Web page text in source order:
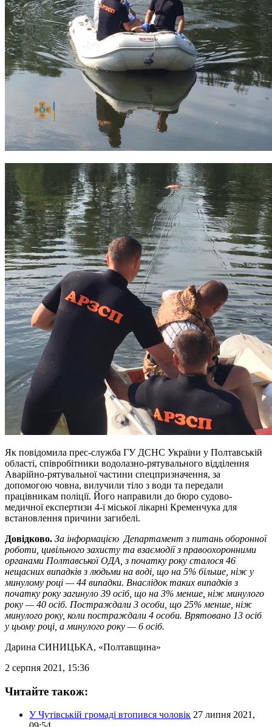
Як повідомила прес-служба ГУ ДСНС України у Полтавській
області, співробітники водолазно-рятувального відділення
Аварійно-рятувальної частини спецпризначення, за
допомогою човна, вилучили тіло з води та передали
працівникам поліції. Його направили до бюро судово-
медичної експертизи 4-ї міської лікарні Кременчука для
встановлення причини загибелі.
Довідково. За інформацією Департамент з питань оборонної
роботи, цивільного захисту та взаємодії з правоохоронними
органами Полтавської ОДА, з початку року сталося 46
нещасних випадків з людьми на воді, що на 5% більше, ніж у
минулому році — 44 випадки. Внаслідок таких випадків з
початку року загинуло 39 осіб, що на 3% менше, ніж минулого
року — 40 осіб. Постраждали 3 особи, що 25% менше, ніж
минулого року, коли постраждали 4 особи. Врятовано 13 осіб
у цьому році, а минулого року — 6 осіб.
Дарина СИНИЦЬКА, «Полтавщина»
2 серпня 2021, 15:36
Читайте також:
У Чутівській громаді втопився чоловік 27 липня 2021,